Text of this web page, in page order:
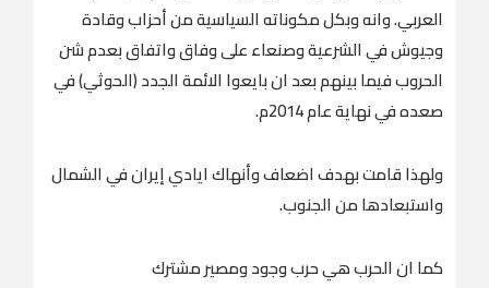
العربي. وانه وبكل مكوناته السياسية من أحزاب وقادة
وجيوش في الشرعية وصنعاء على وفاق واتفاق بعدم شن
الحروب فيما بينهم بعد ان بايعوا الائمة الجدد (الحوثي) في
صعده في نهاية عام 2014م.
ولهذا قامت بهدف اضعاف وأنهاك ايادي إيران في الشمال
واستبعادها من الجنوب.
كما ان الحرب هي حرب وجود ومصير مشترك